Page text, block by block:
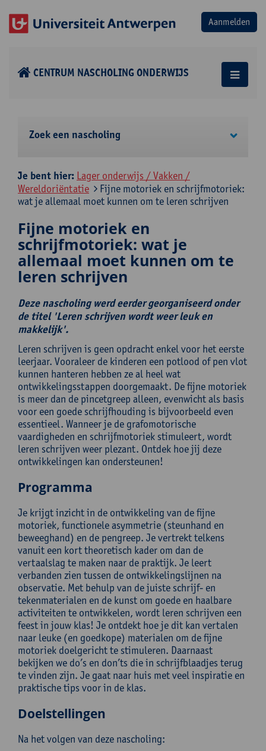
CENTRUM NASCHOLING ONDERWIJS
Zoek een nascholing
Je bent hier: Lager onderwijs / Vakken /
Wereldoriëntatie
Fijne motoriek en schrijfmotoriek:
wat je allemaal moet kunnen om te leren schrijven
Fijne motoriek en
schrijfmotoriek: wat je
allemaal moet kunnen om te
leren schrijven
Deze nascholing werd eerder georganiseerd onder
de titel 'Leren schrijven wordt weer leuk en
makkelijk'.
Leren schrijven is geen opdracht enkel voor het eerste
leerjaar. Vooraleer de kinderen een potlood of pen vlot
kunnen hanteren hebben ze al heel wat
ontwikkelingsstappen doorgemaakt. De fijne motoriek
is meer dan de pincetgreep alleen, evenwicht als basis
voor een goede schrijfhouding is bijvoorbeeld even
essentieel. Wanneer je de grafomotorische
vaardigheden en schrijfmotoriek stimuleert, wordt
leren schrijven weer plezant. Ontdek hoe jij deze
ontwikkelingen kan ondersteunen!
Programma
Je krijgt inzicht in de ontwikkeling van de fijne
motoriek, functionele asymmetrie (steunhand en
beweeghand) en de pengreep. Je vertrekt telkens
vanuit een kort theoretisch kader om dan de
vertaalslag te maken naar de praktijk. Je leert
verbanden zien tussen de ontwikkelingslijnen na
observatie. Met behulp van de juiste schrijf- en
tekenmaterialen en de kunst om goede en haalbare
activiteiten te ontwikkelen, wordt leren schrijven een
feest in jouw klas! Je ontdekt hoe je dit kan vertalen
naar leuke (en goedkope) materialen om de fijne
motoriek doelgericht te stimuleren. Daarnaast
bekijken we do’s en don’ts die in schrijfblaadjes terug
te vinden zijn. Je gaat naar huis met veel inspiratie en
praktische tips voor in de klas.
Doelstellingen
Na het volgen van deze nascholing: